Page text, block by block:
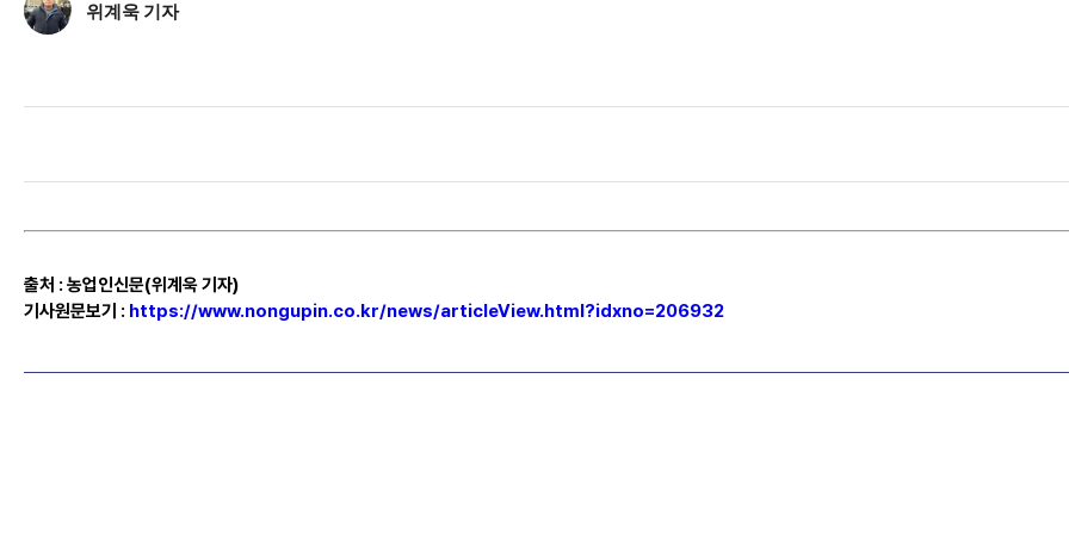
위계욱 기자
출처 : 농업인신문(위계욱 기자)
기사원문보기 : https://www.nongupin.co.kr/news/articleView.html?idxno=206932